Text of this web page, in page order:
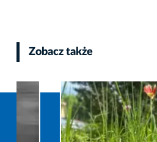
Zobacz także